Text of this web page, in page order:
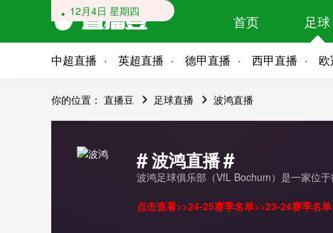
首页 足球
中超直播 英超直播 德甲直播 西甲直播
你的位置： 直播豆 足球直播 波鸿直播
#波鸿直播#
波鸿足球俱乐部（VfL Bochum）是一家位
点击查看>>24-25赛季名单>>23-24赛季名单
12月4日 星期四